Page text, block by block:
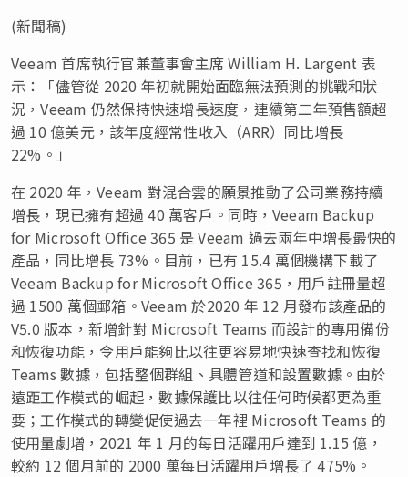
(新聞稿)
Veeam 首席執行官兼董事會主席 William H. Largent 表
示：「儘管從 2020 年初就開始面臨無法預測的挑戰和狀
況，Veeam 仍然保持快速增長速度，連續第二年預售額超
過 10 億美元，該年度經常性收入（ARR）同比增長
22%。」
在 2020 年，Veeam 對混合雲的願景推動了公司業務持續
增長，現已擁有超過 40 萬客戶。同時，Veeam Backup
for Microsoft Office 365 是 Veeam 過去兩年中增長最快的
產品，同比增長 73%。目前，已有 15.4 萬個機構下載了
Veeam Backup for Microsoft Office 365，用戶註冊量超
過 1500 萬個郵箱。Veeam 於2020 年 12 月發布該產品的
V5.0 版本，新增針對 Microsoft Teams 而設計的專用備份
和恢復功能，令用戶能夠比以往更容易地快速查找和恢復
Teams 數據，包括整個群組、具體管道和設置數據。由於
遠距工作模式的崛起，數據保護比以往任何時候都更為重
要；工作模式的轉變促使過去一年裡 Microsoft Teams 的
使用量劇增，2021 年 1 月的每日活躍用戶達到 1.15 億，
較約 12 個月前的 2000 萬每日活躍用戶增長了 475%。